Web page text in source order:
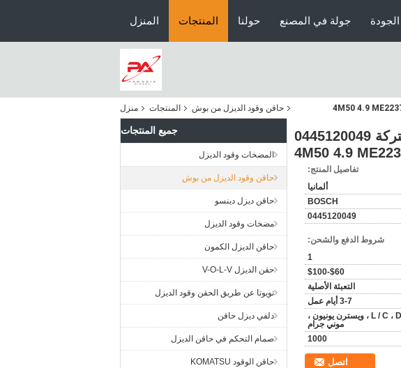
المنزل المنتجات حولنا جولة في المصنع
منزل المنتجات حاقن وقود الديزل من بوش
جميع المنتجات
المضخات وقود الديزل
حاقن وقود الديزل من بوش
حاقن ديزل دينسو
مضخات وقود الديزل
حاقن الديزل الكمون
حقن الديزل V-O-L-V
تويوتا عن طريق الحقن وقود الديزل
دلفي ديزل حاقن
صمام التحكم في حاقن الديزل
حاقن الوقود KOMATSU
0445120049 BO-SCH حاقن وقود الديزل بالسكك الحديدية المشتركة 0445120049
تفاصيل المنتج:
ألمانيا
BOSCH
0445120049
شروط الدفع والشحن:
1
$60-$100
التعبئة الأصلية
3-7 أيام عمل
L / C ، D / A ، D / P ، T / T ، ويسترن يونيون ،
موني جرام
1000
اتصل